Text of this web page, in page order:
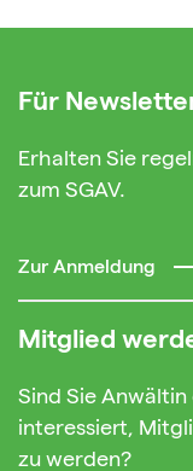
Für
Erhalten Sie
zum SGAV.
Zur Anmeldung
Mitglied
Sind Sie
interessiert,
zu werden?